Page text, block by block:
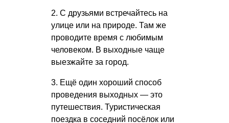
2. С друзьями встречайтесь на
улице или на природе. Там же
проводите время с любимым
человеком. В выходные чаще
выезжайте за город.
3. Ещё один хороший способ
проведения выходных — это
путешествия. Туристическая
поездка в соседний посёлок или